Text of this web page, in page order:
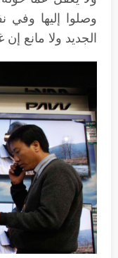
وصلوا إليها
الجديد ولا مانع